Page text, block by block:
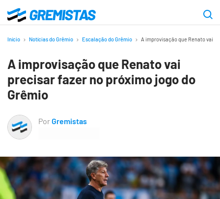
para
principal
Gremistas
Início Notícias do Grêmio Escalação do Grêmio A improvisação que Renato vai
A improvisação que Renato vai
precisar fazer no próximo jogo do
Grêmio
PorGremistas